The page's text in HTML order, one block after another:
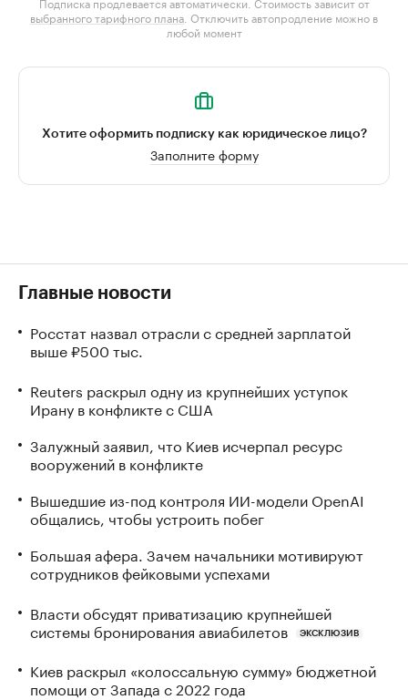
выбранного тарифного плана . Отключить автопродление можно в
любой момент
Хотите оформить подписку как юридическое лицо?
Заполните форму
Главные новости
Росстат назвал отрасли с средней зарплатой
выше ₽500 тыс.
Reuters раскрыл одну из крупнейших уступок
Ирану в конфликте с США
Залужный заявил, что Киев исчерпал ресурс
вооружений в конфликте
Вышедшие из-под контроля ИИ-модели OpenAI
общались, чтобы устроить побег
Большая афера. Зачем начальники мотивируют
сотрудников фейковыми успехами
Власти обсудят приватизацию крупнейшей
системы бронирования авиабилетов
ЭКСКЛЮЗИВ
Киев раскрыл «колоссальную сумму» бюджетной
помощи от Запада с 2022 года